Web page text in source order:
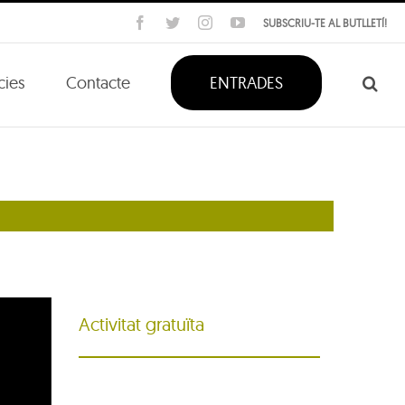
SUBSCRIU-TE AL BUTLLETÍ!
Facebook
TwitterInstagramYouTube
Contacte ENTRADES
Activitat gratuïta